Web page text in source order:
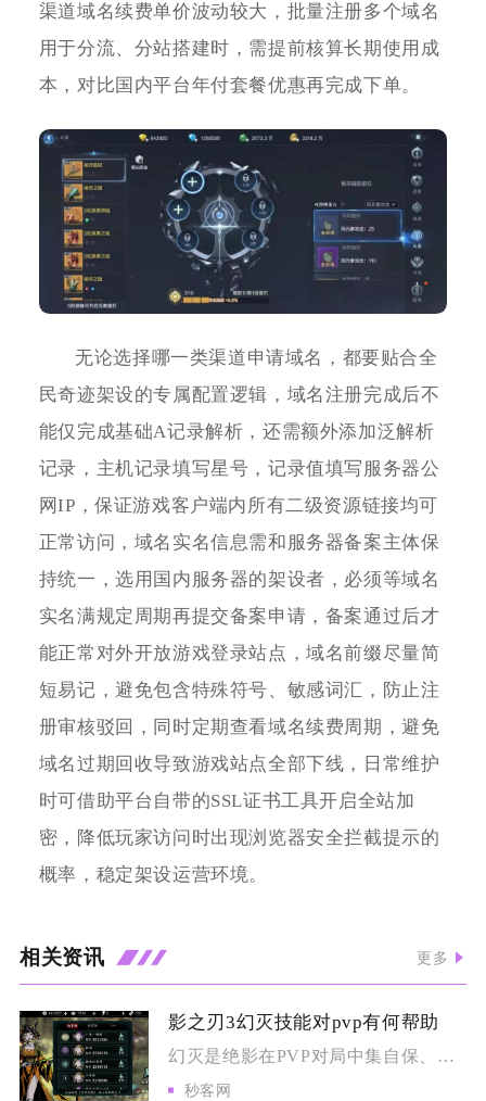
渠道域名续费单价波动较大，批量注册多个域名
用于分流、分站搭建时，需提前核算长期使用成
本，对比国内平台年付套餐优惠再完成下单。
无论选择哪一类渠道申请域名，都要贴合全
民奇迹架设的专属配置逻辑，域名注册完成后不
能仅完成基础A记录解析，还需额外添加泛解析
记录，主机记录填写星号，记录值填写服务器公
网IP，保证游戏客户端内所有二级资源链接均可
正常访问，域名实名信息需和服务器备案主体保
持统一，选用国内服务器的架设者，必须等域名
实名满规定周期再提交备案申请，备案通过后才
能正常对外开放游戏登录站点，域名前缀尽量简
短易记，避免包含特殊符号、敏感词汇，防止注
册审核驳回，同时定期查看域名续费周期，避免
域名过期回收导致游戏站点全部下线，日常维护
时可借助平台自带的SSL证书工具开启全站加
密，降低玩家访问时出现浏览器安全拦截提示的
概率，稳定架设运营环境。
相关资讯 更多
影之刃3幻灭技能对pvp有何帮助
幻灭是绝影在PVP对局中集自保、破甲、爆发、控制于一体的核心...
秒客网